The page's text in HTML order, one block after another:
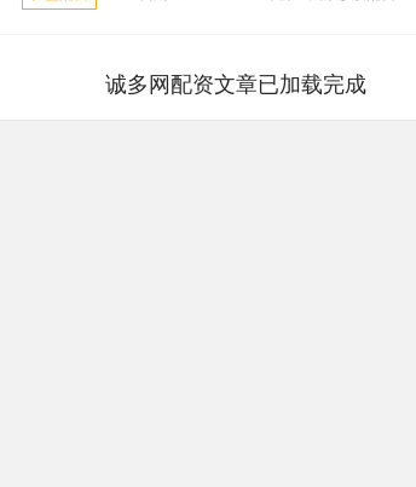
诚多网配资文章已加载完成